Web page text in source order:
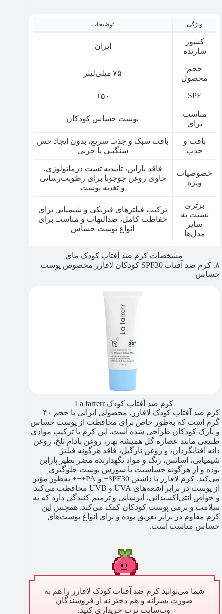
ویژگی توضیحات
کشور
سازنده
ایران
حجم
محصول
۷۵ میلی‌لیتر
SPF ۵۰+
مناسب
برای
پوست حساس کودکان
بافت و
جذب
بافت سبک و جذب سریع، بدون ایجاد حس
سنگینی یا چربی
خصوصیات
ویژه
فاقد پارابن، تاییدیه تست درماتولوژی،
حاوی روغن جوجوبا برای رطوبت‌رسانی
و تغذیه پوست
برتری
نسبت به
سایر
مدل‌ها
ترکیب فیلترهای فیزیکی و شیمیایی برای
حفاظت کامل، ضدالتهاب و مناسب برای
انواع پوست حساس
مشخصات کرم ضد آفتاب کودک مای
۸. کرم ضد آفتاب SPF30 کودکان لافارر مخصوص پوست
حساس
کرم ضد آفتاب کودک La farrerr
کرم ضد آفتاب کودک لافارر، محصولی ایرانی با حجم ۴۰
گرم است که به‌طور خاص برای محافظت از پوست حساس
و نازک کودکان طراحی شده است. این کرم با ترکیب موادی
طبیعی مانند عصاره گل همیشه بهار، روغن بادام تلخ، روغن
دانه آفتابگردان، و روغن نارگیل، فاقد هرگونه فیلتر
شیمیایی، اسانس، رنگ و مواد نگهدارنده مضر نظیر پارابن
بوده و از هرگونه حساسیت یا سوزش پوست جلوگیری
می‌کند. کرم لافارر با داشتن SPF30+ و PA+++ به‌طور مؤثر
از پوست در برابر اشعه‌های UVA و UVB محافظت می‌کند
و خواص آنتی‌اکسیدانی، آبرسانی و ترمیم کنندگی دارد که به
سلامت و نرمی پوست کودکان کمک می‌کند. همچنین این
کرم مقاوم در برابر تعریق بوده و برای انواع پوست‌های
حساس مناسب است.
شما می‌توانید کرم ضد آفتاب کودک لافارر را هم به
صورت پسرانه و هم دخترانه از فروشندگان
وب‌سایت ترب خریداری کنید.